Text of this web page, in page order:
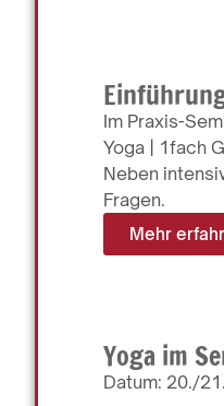
Im Praxis-
Yoga | 1fach
Neben
Fragen.
Mehr
Yoga im
Datum: 20./